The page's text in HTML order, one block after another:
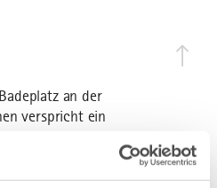
an der
verspricht ein
und die Berge
Eine im